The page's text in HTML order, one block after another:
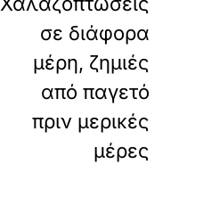
σε διάφορα
μέρη, ζημιές
από παγετό
πριν μερικές
μέρες